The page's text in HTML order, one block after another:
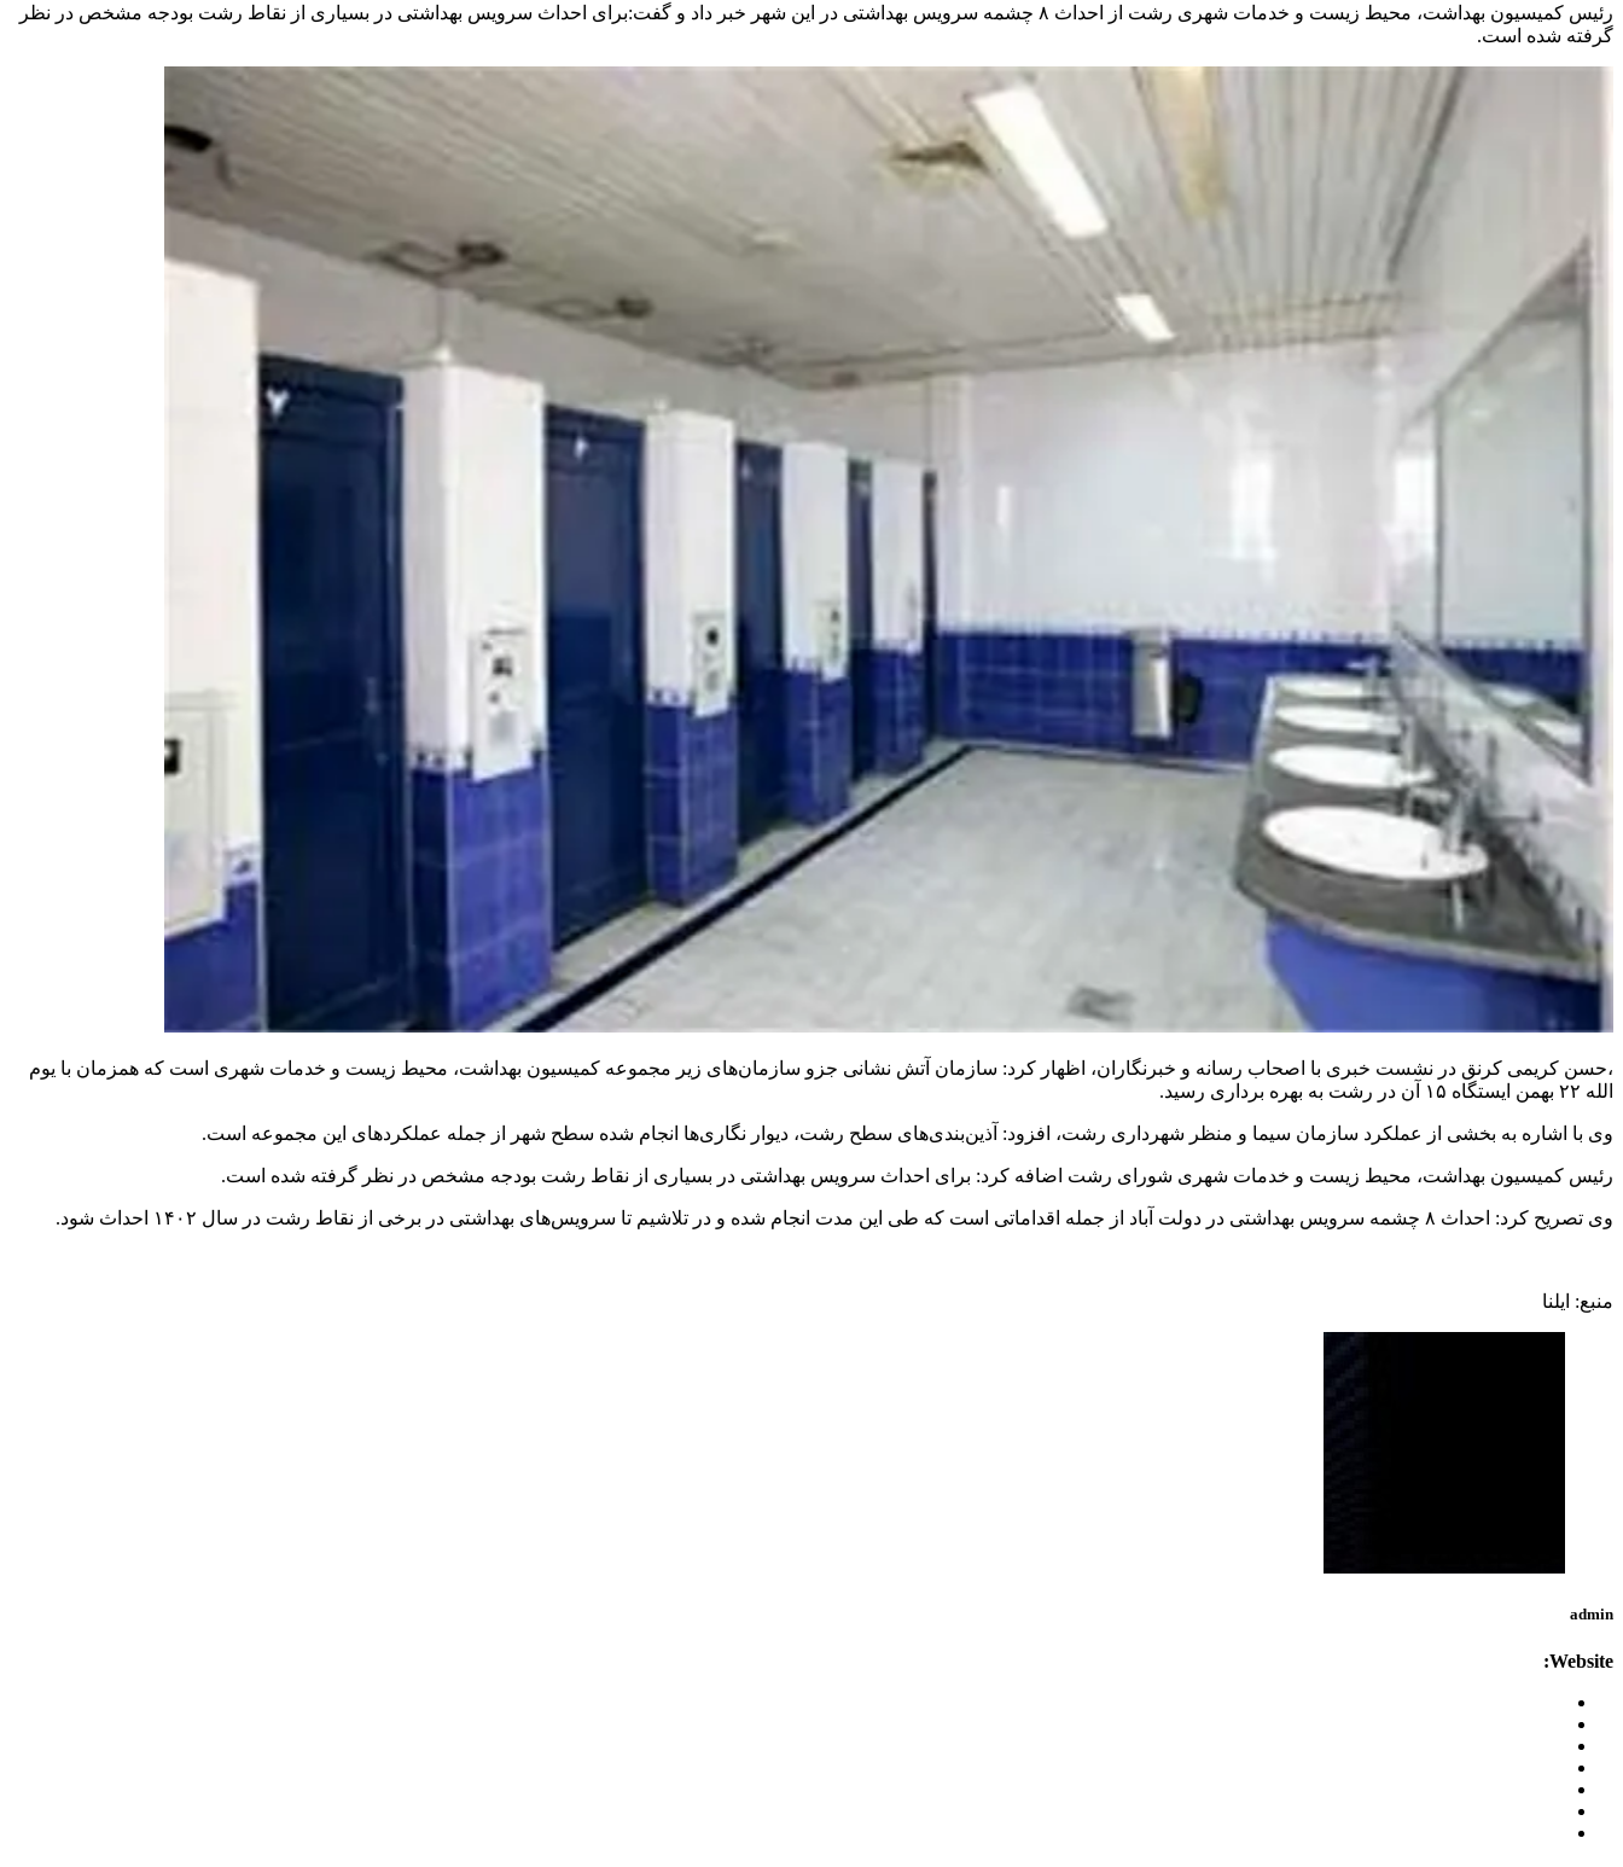
رئیس کمیسیون بهداشت، محیط زیست و خدمات شهری رشت از احداث ۸ چشمه سرویس بهداشتی در این شهر خبر داد و گفت:برای احداث سرویس بهداشتی در بسیاری از نقاط رشت بودجه مشخص در نظر
گرفته شده است.
،حسن کریمی کرنق در نشست خبری با اصحاب رسانه و خبرنگاران، اظهار کرد: سازمان آتش نشانی جزو سازمان‌های زیر مجموعه کمیسیون بهداشت، محیط زیست و خدمات شهری است که همزمان با یوم
الله ۲۲ بهمن ایستگاه ۱۵ آن در رشت به بهره برداری رسید.
وی با اشاره به بخشی از عملکرد سازمان سیما و منظر شهرداری رشت، افزود: آذین‌بندی‌های سطح رشت، دیوار نگاری‌ها انجام شده سطح شهر از جمله عملکردهای این مجموعه است.
رئیس کمیسیون بهداشت، محیط زیست و خدمات شهری شورای رشت اضافه کرد: برای احداث سرویس بهداشتی در بسیاری از نقاط رشت بودجه مشخص در نظر گرفته شده است.
وی تصریح کرد: احداث ۸ چشمه سرویس بهداشتی در دولت آباد از جمله اقداماتی است که طی این مدت انجام شده و در تلاشیم تا سرویس‌های بهداشتی در برخی از نقاط رشت در سال ۱۴۰۲ احداث شود.
منبع: ايلنا
admin
Website: